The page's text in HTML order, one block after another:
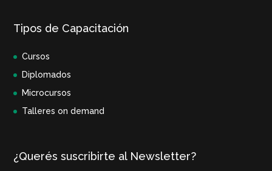
Tipos de Capacitación
Cursos
Diplomados
Microcursos
Talleres on demand
¿Querés suscribirte al Newsletter?